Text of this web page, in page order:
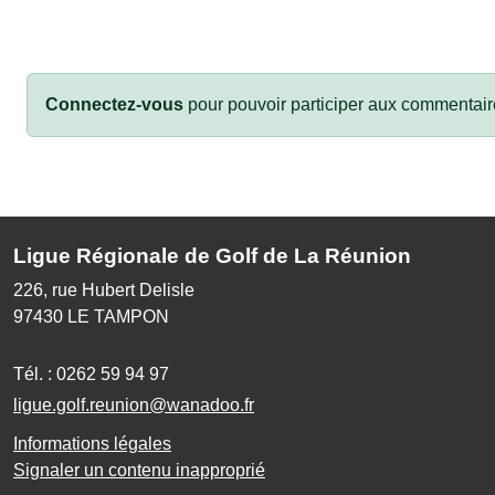
Connectez-vous pour pouvoir participer aux
Ligue Régionale de Golf de La Réunion
226, rue Hubert Delisle
97430 LE TAMPON
Tél. : 0262 59 94 97
ligue.golf.reunion@wanadoo.fr
Informations légales
Signaler un contenu inapproprié